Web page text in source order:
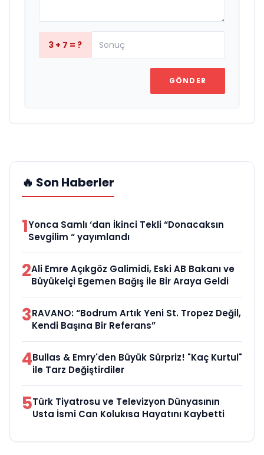
3 + 7 = ?
GÖNDER
🔥 Son Haberler
1Yonca Samlı ‘dan İkinci Tekli “Donacaksın
Sevgilim “ yayımlandı
2Ali Emre Açıkgöz Galimidi, Eski AB Bakanı ve
Büyükelçi Egemen Bağış ile Bir Araya Geldi
3RAVANO: “Bodrum Artık Yeni St. Tropez Değil,
Kendi Başına Bir Referans”
4Bullas & Emry'den Büyük Sürpriz! "Kaç Kurtul"
ile Tarz Değiştirdiler
5Türk Tiyatrosu ve Televizyon Dünyasının
Usta İsmi Can Kolukısa Hayatını Kaybetti